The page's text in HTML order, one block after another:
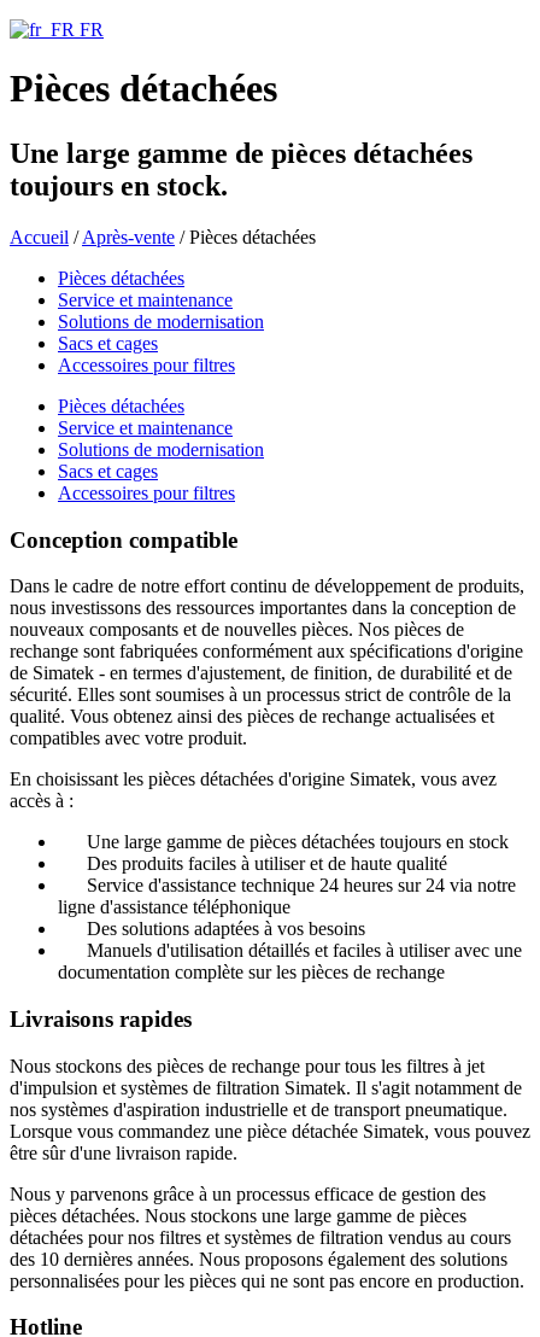
FR
Pièces détachées
Une large gamme de pièces détachées
toujours en stock.
Accueil /Après-vente /Pièces détachées
Pièces détachées
Service et maintenance
Solutions de modernisation
Sacs et cages
Accessoires pour filtres
Pièces détachées
Service et maintenance
Solutions de modernisation
Sacs et cages
Accessoires pour filtres
Conception compatible
Dans le cadre de notre effort continu de développement de produits,
nous investissons des ressources importantes dans la conception de
nouveaux composants et de nouvelles pièces. Nos pièces de
rechange sont fabriquées conformément aux spécifications d'origine
de Simatek - en termes d'ajustement, de finition, de durabilité et de
sécurité. Elles sont soumises à un processus strict de contrôle de la
qualité. Vous obtenez ainsi des pièces de rechange actualisées et
compatibles avec votre produit.
En choisissant les pièces détachées d'origine Simatek, vous avez
accès à :
Une large gamme de pièces détachées toujours en stock
Des produits faciles à utiliser et de haute qualité
Service d'assistance technique 24 heures sur 24 via notre
ligne d'assistance téléphonique
Des solutions adaptées à vos besoins
Manuels d'utilisation détaillés et faciles à utiliser avec une
documentation complète sur les pièces de rechange
Livraisons rapides
Nous stockons des pièces de rechange pour tous les filtres à jet
d'impulsion et systèmes de filtration Simatek. Il s'agit notamment de
nos systèmes d'aspiration industrielle et de transport pneumatique.
Lorsque vous commandez une pièce détachée Simatek, vous pouvez
être sûr d'une livraison rapide.
Nous y parvenons grâce à un processus efficace de gestion des
pièces détachées. Nous stockons une large gamme de pièces
détachées pour nos filtres et systèmes de filtration vendus au cours
des 10 dernières années. Nous proposons également des solutions
personnalisées pour les pièces qui ne sont pas encore en production.
Hotline